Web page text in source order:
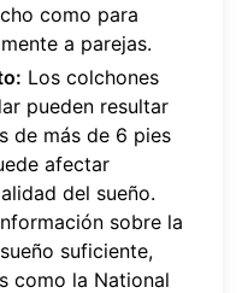
como para
a parejas.
Los colchones
pueden resultar
de más de 6 pies
afectar
del sueño.
sobre la
suficiente,
como la National